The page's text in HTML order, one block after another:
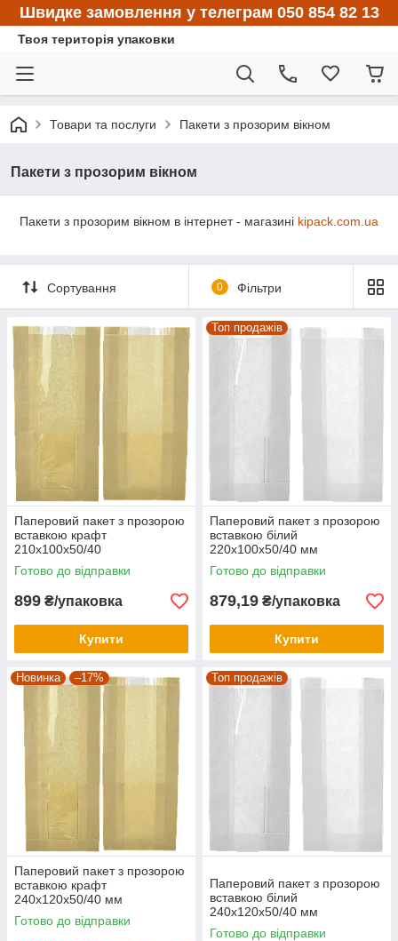
Швидке замовлення у телеграм 050 854 82 13
Твоя територія упаковки
Товари та послуги Пакети з прозорим вікном
Пакети з прозорим вікном
Пакети з прозорим вікном в інтернет - магазині kipack.com.ua
Сортування 0 Фільтри
Паперовий пакет з прозорою
вставкою крафт
210х100х50/40
Готово до відправки
899 ₴/упаковка
Купити
Топ продажів
Паперовий пакет з прозорою
вставкою білий
220х100х50/40 мм
Готово до відправки
879,19 ₴/упаковка
Купити
Новинка –17%
Паперовий пакет з прозорою
вставкою крафт
240х120х50/40 мм
Готово до відправки
Топ продажів
Паперовий пакет з прозорою
вставкою білий
240х120х50/40 мм
Готово до відправки